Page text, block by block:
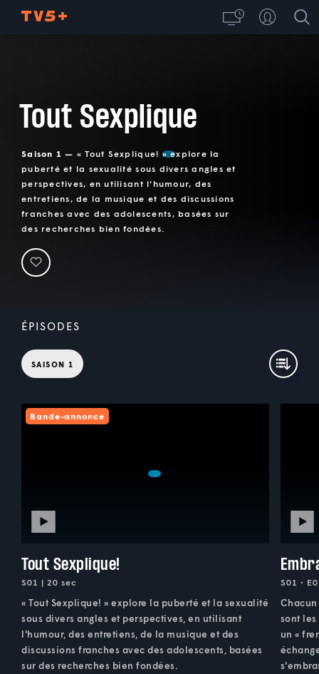
Tout Sexplique
Saison 1 — « Tout Sexplique! » explore la
puberté et la sexualité sous divers angles et
perspectives, en utilisant l'humour, des
entretiens, de la musique et des discussions
franches avec des adolescents, basées sur
des recherches bien fondées.
ÉPISODES
SAISON 1
Bande-annonce
Tout Sexplique!
S01 | 20 sec
« Tout Sexplique! » explore la puberté et la sexualité
sous divers angles et perspectives, en utilisant
l'humour, des entretiens, de la musique et des
discussions franches avec des adolescents, basées
sur des recherches bien fondées.
S01 •
sont
un «